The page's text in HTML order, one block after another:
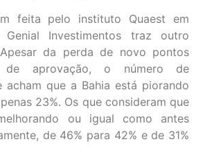
feita pelo instituto Quaest em
Investimentos traz outro
da perda de novo pontos
de aprovação, o número de
acham que a Bahia está piorando
23%. Os que consideram que
ou igual como antes
de 46% para 42% e de 31%